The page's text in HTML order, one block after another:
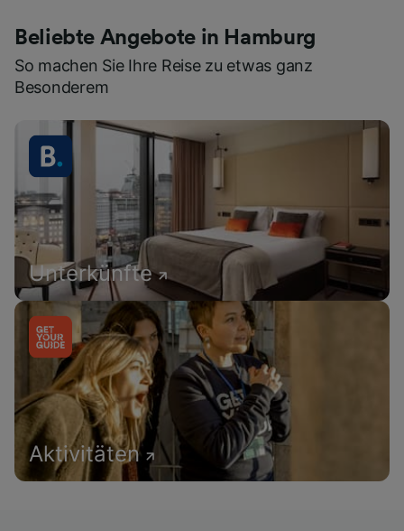
Beliebte Angebote in Hamburg
So machen Sie Ihre Reise zu etwas ganz
Besonderem
Unterkünfte
Aktivitäten